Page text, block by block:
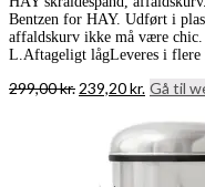
Bentzen for HAY. Udført i
affaldskurv ikke må være
L.Aftageligt lågLeveres i flere
299,00kr. Den
299,00 kr..
239,20kr.Den
pris
er:
239,20
Gå til